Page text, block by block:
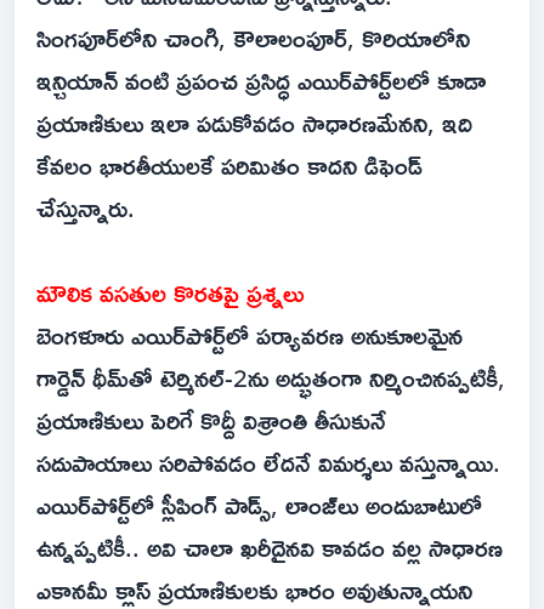
సింగపూర్‌లోని చాంగి, కౌలాలంపూర్, కొరియాలోని
ఇన్చియాన్ వంటి ప్రపంచ ప్రసిద్ధ ఎయిర్‌పోర్ట్‌లలో కూడా
ప్రయాణికులు ఇలా పడుకోవడం సాధారణమేనని, ఇది
కేవలం భారతీయులకే పరిమితం కాదని డిఫెండ్
చేస్తున్నారు.
మౌలిక వసతుల కొరతపై ప్రశ్నలు
బెంగళూరు ఎయిర్‌పోర్ట్‌లో పర్యావరణ అనుకూలమైన
గార్డెన్ థీమ్‌తో టెర్మినల్-2ను అద్భుతంగా నిర్మించినప్పటికీ,
ప్రయాణికులు పెరిగే కొద్దీ విశ్రాంతి తీసుకునే
సదుపాయాలు సరిపోవడం లేదనే విమర్శలు వస్తున్నాయి.
ఎయిర్‌పోర్ట్‌లో స్లీపింగ్ పాడ్స్, లాంజ్‌లు అందుబాటులో
ఉన్నప్పటికీ.. అవి చాలా ఖరీదైనవి కావడం వల్ల సాధారణ
ఎకానమీ క్లాస్ ప్రయాణికులకు భారం అవుతున్నాయని